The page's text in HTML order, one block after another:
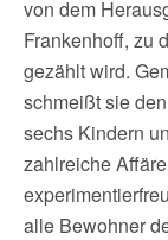
von dem
Frankenhoff, zu
gezählt wird.
schmeißt sie
sechs Kindern
zahlreiche
alle Bewohner